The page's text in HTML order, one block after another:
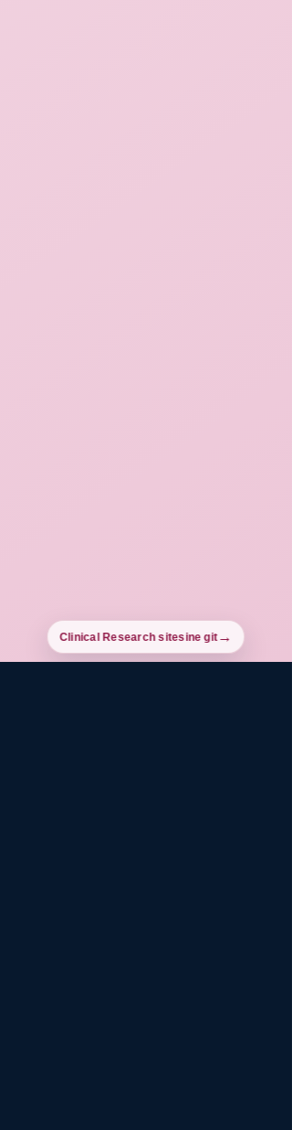
Clinical Research sitesine git